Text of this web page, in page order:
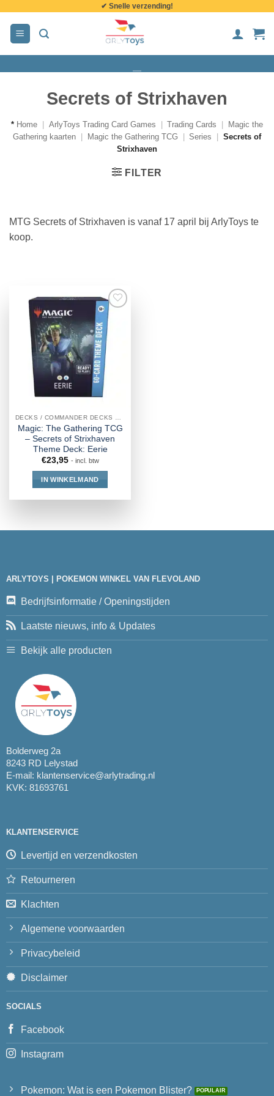
inhoud
✔ Snelle verzending!
Secrets of Strixhaven
* Home ArlyToys Trading Card Games Trading Cards
Magic the
Gathering kaarten
Magic the Gathering TCG Series
Secrets of
Strixhaven
FILTER
MTG Secrets of Strixhaven is vanaf 17 april bij ArlyToys te
koop.
Magic: The Gathering TCG
– Secrets of Strixhaven
Theme Deck: Eerie
€23,95 - incl. btw
IN WINKELMAND
ARLYTOYS | POKEMON WINKEL VAN FLEVOLAND
Bedrijfsinformatie / Openingstijden
Laatste nieuws, info & Updates
Bekijk alle producten
Bolderweg 2a
8243 RD Lelystad
E-mail: klantenservice@arlytrading.nl
KVK: 81693761
KLANTENSERVICE
Levertijd en verzendkosten
Retourneren
Klachten
Algemene voorwaarden
Privacybeleid
Disclaimer
SOCIALS
Facebook
Instagram
Pokemon: Wat is een Pokemon Blister?